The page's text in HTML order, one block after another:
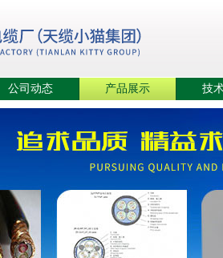
公司动态 产品展示 技